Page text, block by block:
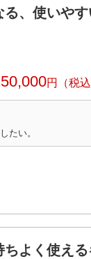
る、使いやす
円
たい。
よく使える